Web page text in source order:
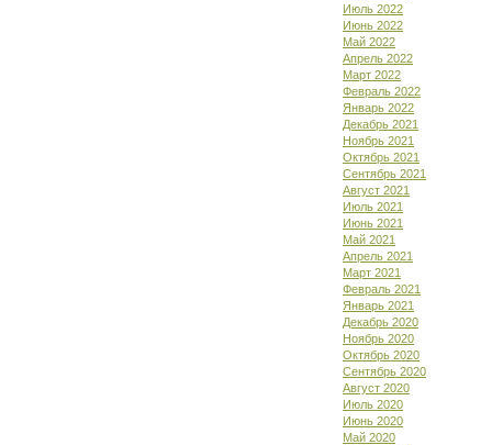
Июль 2022
Июнь 2022
Май 2022
Апрель 2022
Март 2022
Февраль 2022
Январь 2022
Декабрь 2021
Ноябрь 2021
Октябрь 2021
Сентябрь 2021
Август 2021
Июль 2021
Июнь 2021
Май 2021
Апрель 2021
Март 2021
Февраль 2021
Январь 2021
Декабрь 2020
Ноябрь 2020
Октябрь 2020
Сентябрь 2020
Август 2020
Июль 2020
Июнь 2020
Май 2020